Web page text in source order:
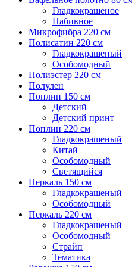
Гладкокрашеное
Набивное
Микрофибра 220 см
Полисатин 220 см
Гладкокрашеный
Особомодный
Полиэстер 220 см
Полулен
Поплин 150 см
Детский
Детский принт
Поплин 220 см
Гладкокрашеный
Китай
Особомодный
Светящийся
Перкаль 150 см
Гладкокрашеный
Особомодный
Перкаль 220 см
Гладкокрашеный
Особомодный
Страйп
Тематика